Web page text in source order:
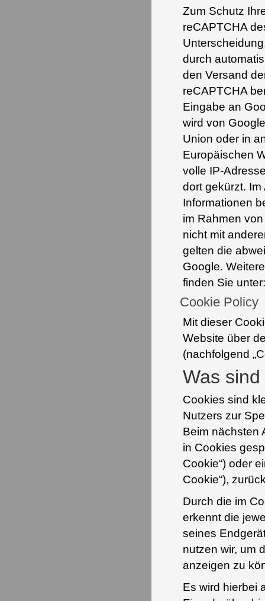
Zum Schutz
reCAPTCHA
durch
den Versand
reCAPTCHA
Eingabe an
wird von
Union oder in
Europäischen
volle IP-
dort gekürzt.
Informationen
im Rahmen
nicht mit
gelten die
Google.
finden Sie
Cookie Policy
Mit dieser
Website über
(nachfolgend
Was
Cookies sind
Nutzers zur
Beim nächsten
in Cookies
Cookie“) oder
Cookie“),
Durch die im
erkennt die
seines
nutzen wir, um
anzeigen zu
Es wird hierbei